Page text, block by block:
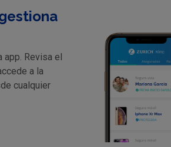
app. Revisa el
a la
cualquier